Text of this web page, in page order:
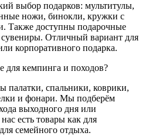
выбор подарков: мультитулы,
ножи, бинокли, кружки с
Также доступны подарочные
Отличный вариант для
корпоративного подарка.
для кемпинга и походов?
палатки, спальники, коврики,
и фонари. Мы подберём
выходного дня или
есть товары как для
семейного отдыха.